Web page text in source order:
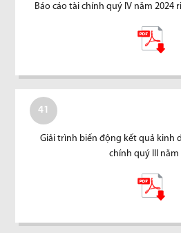
Báo cáo tài chính quý IV năm 2024
41
Giải trình biến động kết quả kinh
chính quý III năm